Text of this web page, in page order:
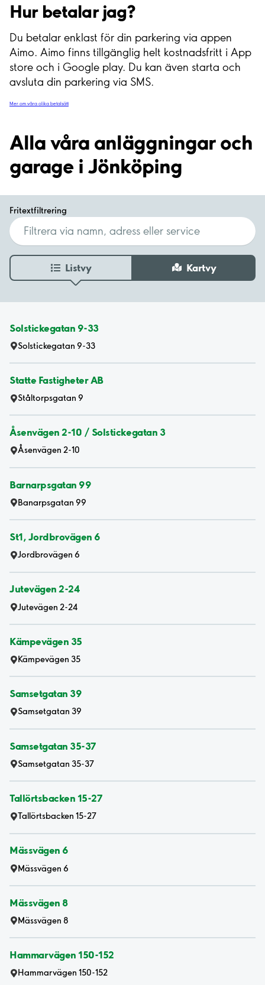
Hur betalar jag?
Du betalar enklast för din parkering via appen
Aimo. Aimo finns tillgänglig helt kostnadsfritt i App
store och i Google play. Du kan även starta och
avsluta din parkering via SMS.
Mer om våra olika betalsätt
Alla våra anläggningar och
garage i Jönköping
Fritextfiltrering
Listvy Kartvy
Solstickegatan 9-33
Solstickegatan 9-33
Statte Fastigheter AB
Ståltorpsgatan 9
Åsenvägen 2-10 / Solstickegatan 3
Åsenvägen 2-10
Barnarpsgatan 99
Banarpsgatan 99
St1, Jordbrovägen 6
Jordbrovägen 6
Jutevägen 2-24
Jutevägen 2-24
Kämpevägen 35
Kämpevägen 35
Samsetgatan 39
Samsetgatan 39
Samsetgatan 35-37
Samsetgatan 35-37
Tallörtsbacken 15-27
Tallörtsbacken 15-27
Mässvägen 6
Mässvägen 6
Mässvägen 8
Mässvägen 8
Hammarvägen 150-152
Hammarvägen 150-152